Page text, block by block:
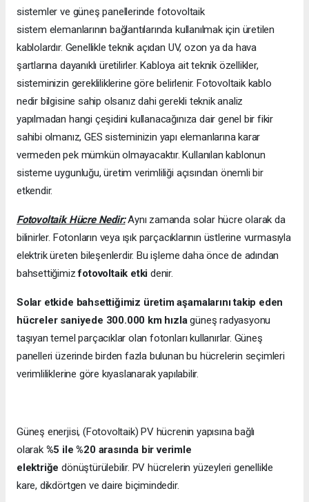
sistemler ve güneş panellerinde fotovoltaik
sistem elemanlarının bağlantılarında kullanılmak için üretilen
kablolardır. Genellikle teknik açıdan UV, ozon ya da hava
şartlarına dayanıklı üretilirler. Kabloya ait teknik özellikler,
sisteminizin gerekliliklerine göre belirlenir. Fotovoltaik kablo
nedir bilgisine sahip olsanız dahi gerekli teknik analiz
yapılmadan hangi çeşidini kullanacağınıza dair genel bir fikir
sahibi olmanız, GES sisteminizin yapı elemanlarına karar
vermeden pek mümkün olmayacaktır. Kullanılan kablonun
sisteme uygunluğu, üretim verimliliği açısından önemli bir
etkendir.
Fotovoltaik Hücre Nedir:Aynı zamanda solar hücre olarak da
bilinirler. Fotonların veya ışık parçacıklarının üstlerine vurmasıyla
elektrik üreten bileşenlerdir. Bu işleme daha önce de adından
bahsettiğimizfotovoltaik etkidenir.
Solar etkide bahsettiğimiz üretim aşamalarını takip eden
hücreler saniyede 300.000 km hızlagüneş radyasyonu
taşıyan temel parçacıklar olan fotonları kullanırlar. Güneş
panelleri üzerinde birden fazla bulunan bu hücrelerin seçimleri
verimliliklerine göre kıyaslanarak yapılabilir.
Güneş enerjisi, (Fotovoltaik) PV hücrenin yapısına bağlı
olarak %5 ile %20 arasında bir verimle
elektriğedönüştürülebilir. PV hücrelerin yüzeyleri genellikle
kare, dikdörtgen ve daire biçimindedir.